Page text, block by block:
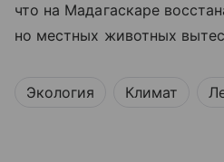
что на Мадагаскаре
но местных животных
Экология Климат